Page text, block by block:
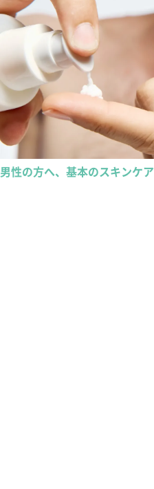
男性の方へ、基本のスキンケア